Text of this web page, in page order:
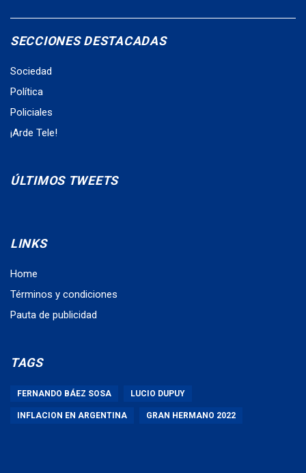
SECCIONES DESTACADAS
Sociedad
Política
Policiales
¡Arde Tele!
ÚLTIMOS TWEETS
LINKS
Home
Términos y condiciones
Pauta de publicidad
TAGS
FERNANDO BÁEZ SOSA LUCIO DUPUY
INFLACION EN ARGENTINA GRAN HERMANO 2022